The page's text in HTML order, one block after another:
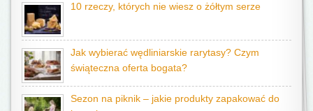
10 rzeczy, których nie wiesz o żółtym serze
Jak wybierać wędliniarskie rarytasy? Czym
świąteczna oferta bogata?
Sezon na piknik – jakie produkty zapakować do